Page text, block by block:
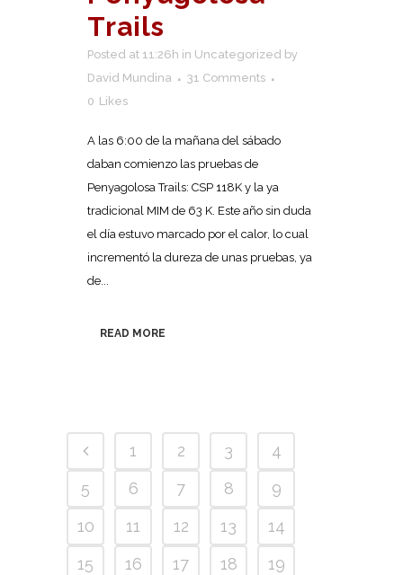
Trails
Posted at 11:26h in Uncategorized by
David Mundina
31 Comments
0 Likes
A las 6:00 de la mañana del sábado
daban comienzo las pruebas de
Penyagolosa Trails: CSP 118K y la ya
tradicional MIM de 63 K. Este año sin duda
el día estuvo marcado por el calor, lo cual
incrementó la dureza de unas pruebas, ya
de...
READ MORE
1 2 3
4
5
6 7 8
9
10
11 12 13
14
15
16 17 18
19